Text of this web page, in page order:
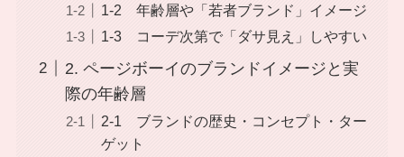
1-2 年齢層や「若者ブランド」イメージ
1-3 コーデ次第で「ダサ見え」しやすい
2. ページボーイのブランドイメージと実
際の年齢層
2-1 ブランドの歴史・コンセプト・ター
ゲット